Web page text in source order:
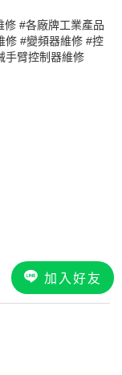
加入好友
#各廠牌工業產品
修 #變頻器維修 #控
手臂控制器維修